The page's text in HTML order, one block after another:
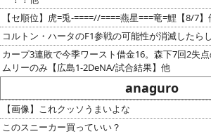
【セ順位】虎=兎-====//====燕星===竜=鯉【8/7】
コルトン・ハータのF1参戦の可能性が消滅したら
カープ3連敗で今季ワースト借金16。森下7回2失
ムリーのみ【広島1-2DeNA/試合結果】他
anaguro
【画像】これクッソうまいよな
このスニーカー買っていい？